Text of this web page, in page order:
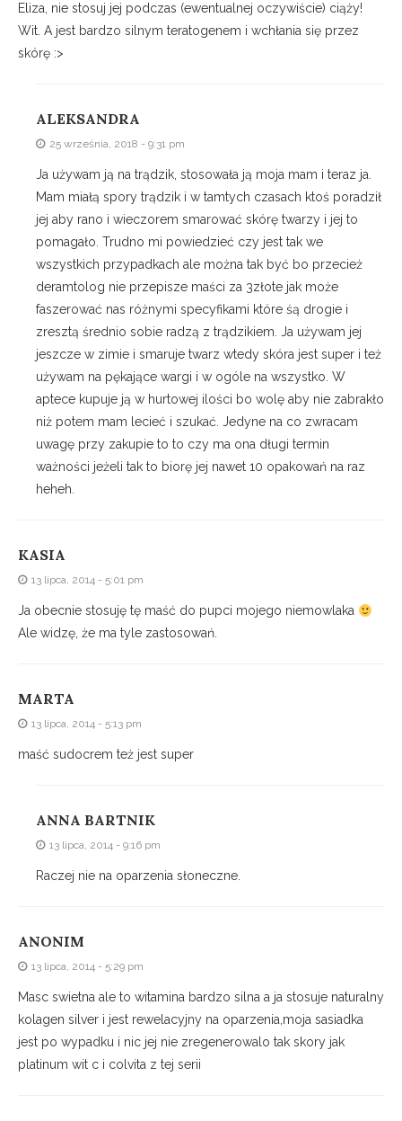
Eliza, nie stosuj jej podczas (ewentualnej oczywiście) ciąży!
Wit. A jest bardzo silnym teratogenem i wchłania się przez
skórę :>
ALEKSANDRA
25 września, 2018 - 9:31 pm
Ja używam ją na trądzik, stosowała ją moja mam i teraz ja.
Mam miałą spory trądzik i w tamtych czasach ktoś poradził
jej aby rano i wieczorem smarować skórę twarzy i jej to
pomagało. Trudno mi powiedzieć czy jest tak we
wszystkich przypadkach ale można tak być bo przecież
deramtolog nie przepisze maści za 3złote jak może
faszerować nas różnymi specyfikami które śą drogie i
zresztą średnio sobie radzą z trądzikiem. Ja używam jej
jeszcze w zimie i smaruje twarz wtedy skóra jest super i też
używam na pękające wargi i w ogóle na wszystko. W
aptece kupuje ją w hurtowej ilości bo wolę aby nie zabrakło
niż potem mam lecieć i szukać. Jedyne na co zwracam
uwagę przy zakupie to to czy ma ona długi termin
ważności jeżeli tak to biorę jej nawet 10 opakowań na raz
heheh.
KASIA
13 lipca, 2014 - 5:01 pm
Ja obecnie stosuję tę maść do pupci mojego niemowlaka
Ale widzę, że ma tyle zastosowań.
MARTA
13 lipca, 2014 - 5:13 pm
maść sudocrem też jest super
ANNA BARTNIK
13 lipca, 2014 - 9:16 pm
Raczej nie na oparzenia słoneczne.
ANONIM
13 lipca, 2014 - 5:29 pm
Masc swietna ale to witamina bardzo silna a ja stosuje naturalny
kolagen silver i jest rewelacyjny na oparzenia,moja sasiadka
jest po wypadku i nic jej nie zregenerowalo tak skory jak
platinum wit c i colvita z tej serii